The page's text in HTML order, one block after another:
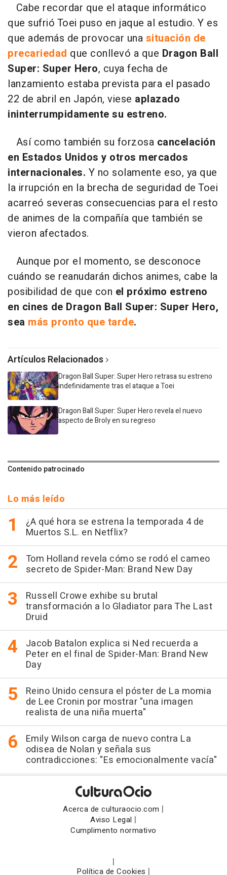
Cabe recordar que el ataque informático
que sufrió Toei puso en jaque al estudio. Y es
que además de provocar una situación de
precariedad que conllevó a que Dragon Ball
Super: Super Hero, cuya fecha de
lanzamiento estaba prevista para el pasado
22 de abril en Japón, viese aplazado
ininterrumpidamente su estreno.
Así como también su forzosa cancelación
en Estados Unidos y otros mercados
internacionales. Y no solamente eso, ya que
la irrupción en la brecha de seguridad de Toei
acarreó severas consecuencias para el resto
de animes de la compañía que también se
vieron afectados.
Aunque por el momento, se desconoce
cuándo se reanudarán dichos animes, cabe la
posibilidad de que con el próximo estreno
en cines de Dragon Ball Super: Super Hero,
sea más pronto que tarde.
Artículos Relacionados
Dragon Ball Super: Super Hero retrasa su estreno
indefinidamente tras el ataque a Toei
Dragon Ball Super: Super Hero revela el nuevo
aspecto de Broly en su regreso
Contenido patrocinado
Lo más leído
¿A qué hora se estrena la temporada 4 de
Muertos S.L. en Netflix?
Tom Holland revela cómo se rodó el cameo
secreto de Spider-Man: Brand New Day
Russell Crowe exhibe su brutal
transformación a lo Gladiator para The Last
Druid
Jacob Batalon explica si Ned recuerda a
Peter en el final de Spider-Man: Brand New
Day
Reino Unido censura el póster de La momia
de Lee Cronin por mostrar "una imagen
realista de una niña muerta"
Emily Wilson carga de nuevo contra La
odisea de Nolan y señala sus
contradicciones: "Es emocionalmente vacía"
Acerca de culturaocio.com |
Aviso Legal |
Cumplimento normativo
|
Política de Cookies |